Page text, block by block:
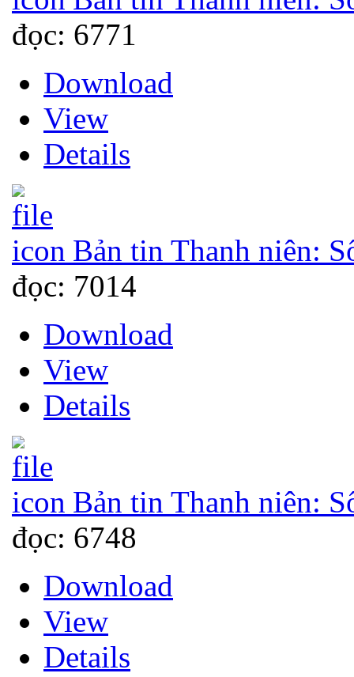
đọc: 6771
Download
View
Details
Bản tin Thanh niên:
đọc: 7014
Download
View
Details
Bản tin Thanh niên:
đọc: 6748
Download
View
Details